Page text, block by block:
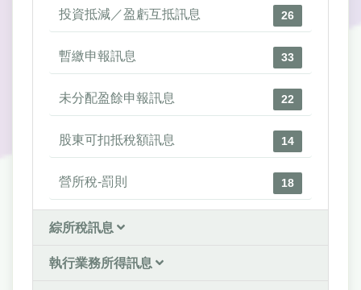
投資抵減／盈虧互抵訊息 26
暫繳申報訊息 33
未分配盈餘申報訊息 22
股東可扣抵稅額訊息 14
營所稅-罰則 18
綜所稅訊息
執行業務所得訊息